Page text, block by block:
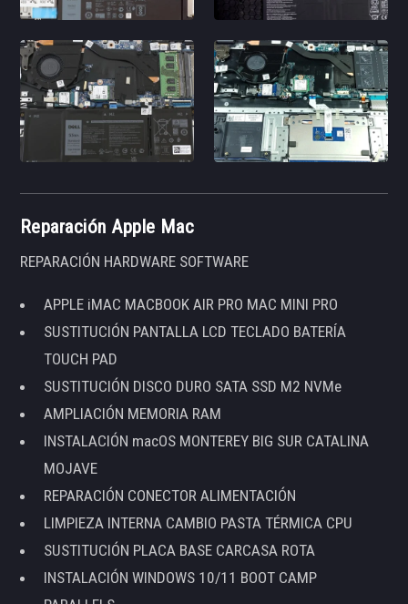
Reparación Apple Mac
REPARACIÓN HARDWARE SOFTWARE
APPLE iMAC MACBOOK AIR PRO MAC MINI PRO
SUSTITUCIÓN PANTALLA LCD TECLADO BATERÍA
TOUCH PAD
SUSTITUCIÓN DISCO DURO SATA SSD M2 NVMe
AMPLIACIÓN MEMORIA RAM
INSTALACIÓN macOS MONTEREY BIG SUR CATALINA
MOJAVE
REPARACIÓN CONECTOR ALIMENTACIÓN
LIMPIEZA INTERNA CAMBIO PASTA TÉRMICA CPU
SUSTITUCIÓN PLACA BASE CARCASA ROTA
INSTALACIÓN WINDOWS 10/11 BOOT CAMP